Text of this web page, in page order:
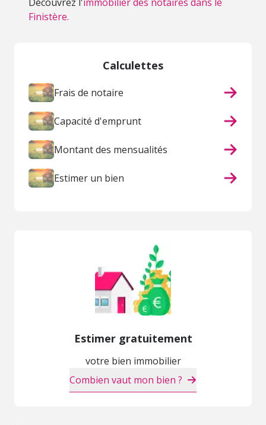
Finistère.
Calculettes
Frais de notaire
Capacité d'emprunt
Montant des mensualités
Estimer un bien
Estimer gratuitement
votre bien immobilier
Combien vaut mon bien ?